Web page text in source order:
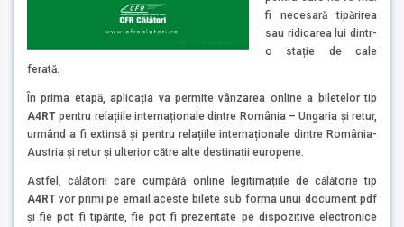
fi necesară tipărirea
sau ridicarea lui dintr-
o stație de cale
ferată.
În prima etapă, aplicația va permite vânzarea online a biletelor tip
A4RT pentru relațiile internaționale dintre România – Ungaria și retur,
urmând a fi extinsă și pentru relațiile internaționale dintre România-
Austria și retur și ulterior către alte destinații europene.
Astfel, călătorii care cumpără online legitimațiile de călătorie tip
A4RTvor primi pe email aceste bilete sub forma unui document pdf
și fie pot fi tipărite, fie pot fi prezentate pe dispozitive electronice